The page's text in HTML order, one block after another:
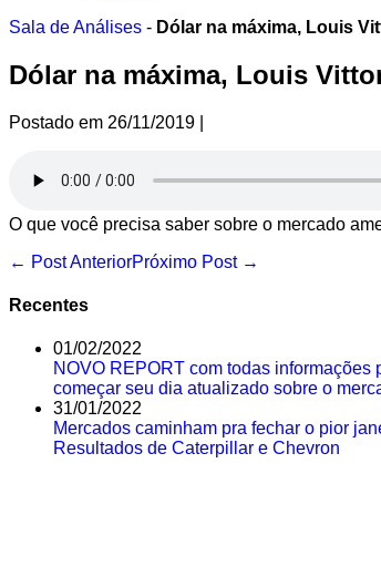
Sala de Análises - Dólar na máxima, Louis
Dólar na máxima, Louis
Postado em 26/11/2019
O que você precisa saber sobre o mercado
Navegação
post
← Post AnteriorPróximo Post →
Recentes
01/02/2022
NOVO REPORT com todas informações
começar seu dia atualizado sobre o
31/01/2022
Mercados caminham pra fechar o pior
Resultados de Caterpillar e Chevron